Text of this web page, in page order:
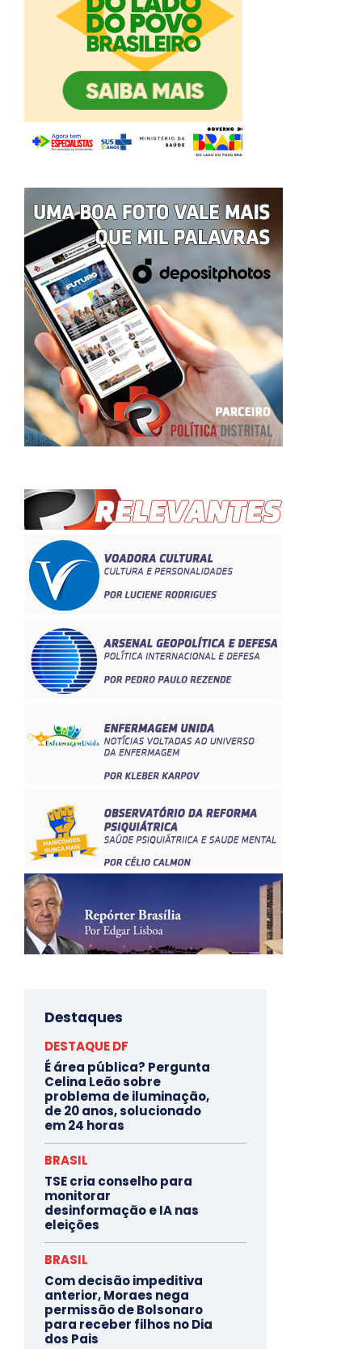
Destaques
DESTAQUE DF
É área pública? Pergunta
Celina Leão sobre
problema de iluminação,
de 20 anos, solucionado
em 24 horas
BRASIL
TSE cria conselho para
monitorar
desinformação e IA nas
eleições
BRASIL
Com decisão impeditiva
anterior, Moraes nega
permissão de Bolsonaro
para receber filhos no Dia
dos Pais